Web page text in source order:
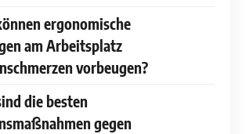
ergonomische
am Arbeitsplatz
vorbeugen?
die besten
gegen